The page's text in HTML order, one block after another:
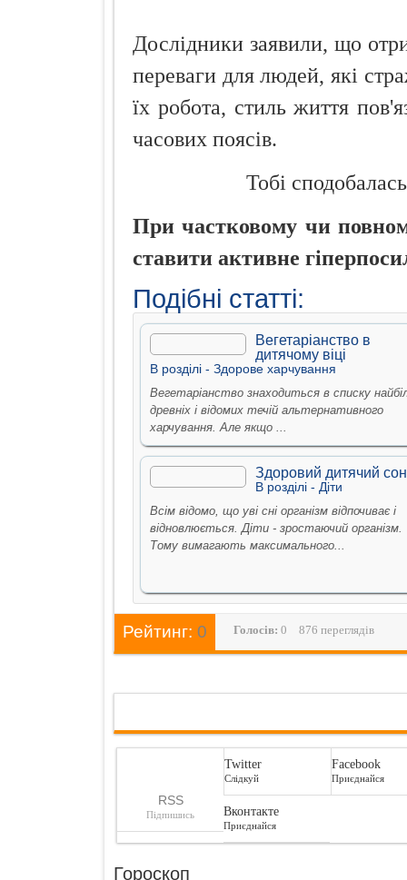
Дослідники заявили, що
переваги для людей, які
їх робота, стиль життя
часових поясів.
Тобі
При частковому чи
ставити активне
Подібні статті:
Вегетаріанство в
дитячому віці
В рoздiлi - Здорове харчування
Вегетаріанство знаходиться в списку
древніх і відомих течій альтернативного
харчування. Але якщо ...
Здоровий дитячий сон
В рoздiлi - Дiти
Всім відомо, що уві сні організм відпочиває і
відновлюється. Діти - зростаючий організм.
Тому вимагають максимального...
Рейтинг: 0 Голосiв: 0 876 переглядів
RSS
Підпишись
Twitter
Слідкуй
Facebook
Приєднайся
Вконтакте
Приєднайся
Гороскоп